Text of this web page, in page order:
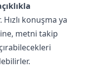
konuşma ya
metni takip